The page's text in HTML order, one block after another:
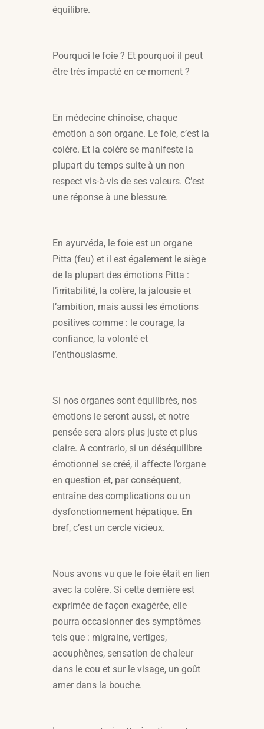
équilibre.
Pourquoi le foie ? Et pourquoi il peut
être très impacté en ce moment ?
En médecine chinoise, chaque
émotion a son organe. Le foie, c’est la
colère. Et la colère se manifeste la
plupart du temps suite à un non
respect vis-à-vis de ses valeurs. C’est
une réponse à une blessure.
En ayurvéda, le foie est un organe
Pitta (feu) et il est également le siège
de la plupart des émotions Pitta :
l’irritabilité, la colère, la jalousie et
l’ambition, mais aussi les émotions
positives comme : le courage, la
confiance, la volonté et
l’enthousiasme.
Si nos organes sont équilibrés, nos
émotions le seront aussi, et notre
pensée sera alors plus juste et plus
claire. A contrario, si un déséquilibre
émotionnel se créé, il affecte l’organe
en question et, par conséquent,
entraîne des complications ou un
dysfonctionnement hépatique. En
bref, c’est un cercle vicieux.
Nous avons vu que le foie était en lien
avec la colère. Si cette dernière est
exprimée de façon exagérée, elle
pourra occasionner des symptômes
tels que : migraine, vertiges,
acouphènes, sensation de chaleur
dans le cou et sur le visage, un goût
amer dans la bouche.